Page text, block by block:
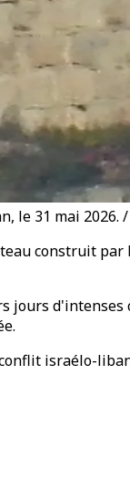
le 31 mai 2026.
construit par
israélo-